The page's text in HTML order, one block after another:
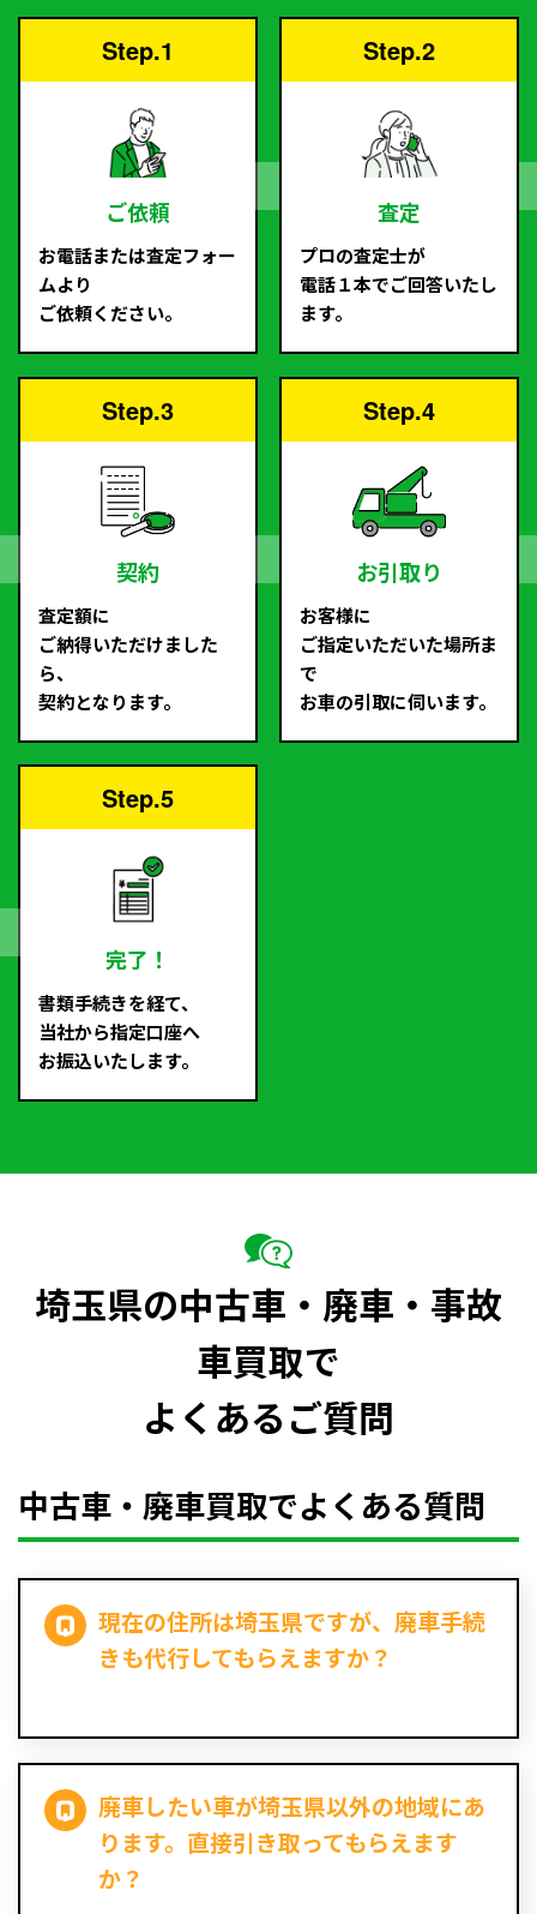
Step.1
ご依頼
お電話または査定フォー
ムより
ご依頼ください。
Step.2
査定
プロの査定士が
電話１本でご回答いたし
ます。
Step.3
契約
査定額に
ご納得いただけました
ら、
契約となります。
Step.4
お引取り
お客様に
ご指定いただいた場所ま
で
お車の引取に伺います。
Step.5
完了！
書類手続きを経て、
当社から指定口座へ
お振込いたします。
埼玉県の中古車・廃車・事故
車買取で
よくあるご質問
中古車・廃車買取でよくある質問
現在の住所は埼玉県ですが、廃車手続
きも代行してもらえますか？
廃車したい車が埼玉県以外の地域にあ
ります。直接引き取ってもらえます
か？